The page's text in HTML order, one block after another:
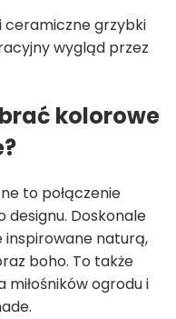
ceramiczne grzybki
wygląd przez
kolorowe
to połączenie
designu. Doskonale
inspirowane naturą,
boho. To także
ogrodu i